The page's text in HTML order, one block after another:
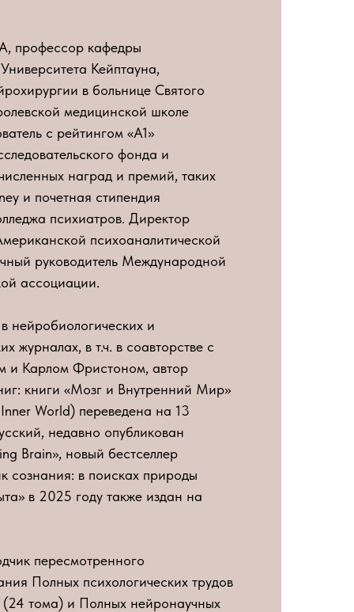
профессор кафедры
Кейптауна,
в больнице Святого
медицинской школе
с рейтингом «А1»
фонда и
наград и премий, таких
и почетная стипендия
психиатров. Директор
психоаналитической
руководитель Международной
ассоциации.
нейробиологических и
журналах, в т.ч. в соавторстве с
и Карлом Фристоном, автор
книги «Мозг и Внутренний Мир»
World) переведена на 13
недавно опубликован
Brain», новый бестселлер
сознания: в поисках природы
в 2025 году также издан на
пересмотренного
Полных психологических трудов
тома) и Полных нейронаучных